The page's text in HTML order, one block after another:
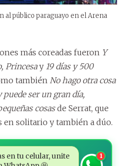
al público paraguayo en el Arena
más coreadas fueron Y
Princesay 19 días y 500
también No hago otra cosa
ser un gran día,
cosasde Serrat, que
solitario y también a dúo.
en tu celular, unite
1